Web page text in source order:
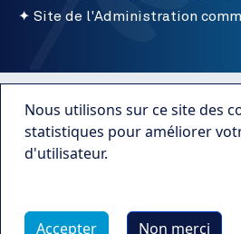
Site de l'Administration
Menu bottom
Mentions
Nous utilisons sur ce site des
statistiques pour améliorer
d'utilisateur.
Accepter
Non merci